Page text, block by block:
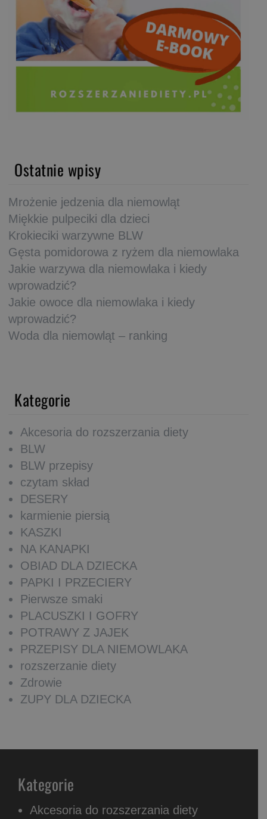
Ostatnie wpisy
Mrożenie jedzenia dla niemowląt
Miękkie pulpeciki dla dzieci
Krokieciki warzywne BLW
Gęsta pomidorowa z ryżem dla niemowlaka
Jakie warzywa dla niemowlaka i kiedy
wprowadzić?
Jakie owoce dla niemowlaka i kiedy
wprowadzić?
Woda dla niemowląt – ranking
Kategorie
Akcesoria do rozszerzania diety
BLW
BLW przepisy
czytam skład
DESERY
karmienie piersią
KASZKI
NA KANAPKI
OBIAD DLA DZIECKA
PAPKI I PRZECIERY
Pierwsze smaki
PLACUSZKI I GOFRY
POTRAWY Z JAJEK
PRZEPISY DLA NIEMOWLAKA
rozszerzanie diety
Zdrowie
ZUPY DLA DZIECKA
Kategorie
Akcesoria do rozszerzania diety